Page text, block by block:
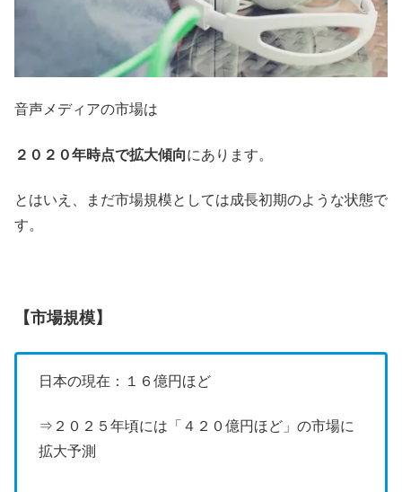
音声メディアの市場は
２０２０年時点で拡大傾向にあります。
とはいえ、まだ市場規模としては成長初期のような状態で
す。
【市場規模】
日本の現在：１６億円ほど
⇒２０２５年頃には「４２０億円ほど」の市場に
拡大予測